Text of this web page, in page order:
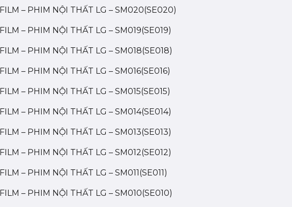
– PHIM NỘI THẤT LG – SM020(SE020)
– PHIM NỘI THẤT LG – SM019(SE019)
– PHIM NỘI THẤT LG – SM018(SE018)
– PHIM NỘI THẤT LG – SM016(SE016)
– PHIM NỘI THẤT LG – SM015(SE015)
– PHIM NỘI THẤT LG – SM014(SE014)
– PHIM NỘI THẤT LG – SM013(SE013)
– PHIM NỘI THẤT LG – SM012(SE012)
– PHIM NỘI THẤT LG – SM011(SE011)
– PHIM NỘI THẤT LG – SM010(SE010)